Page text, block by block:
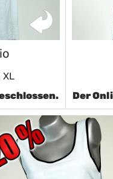
XL
Der